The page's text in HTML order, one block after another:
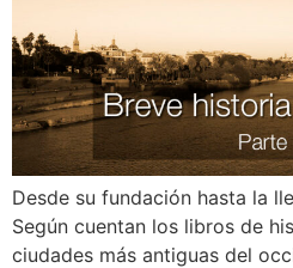
Desde su fundación hasta la
Según cuentan los libros de
ciudades más antiguas del